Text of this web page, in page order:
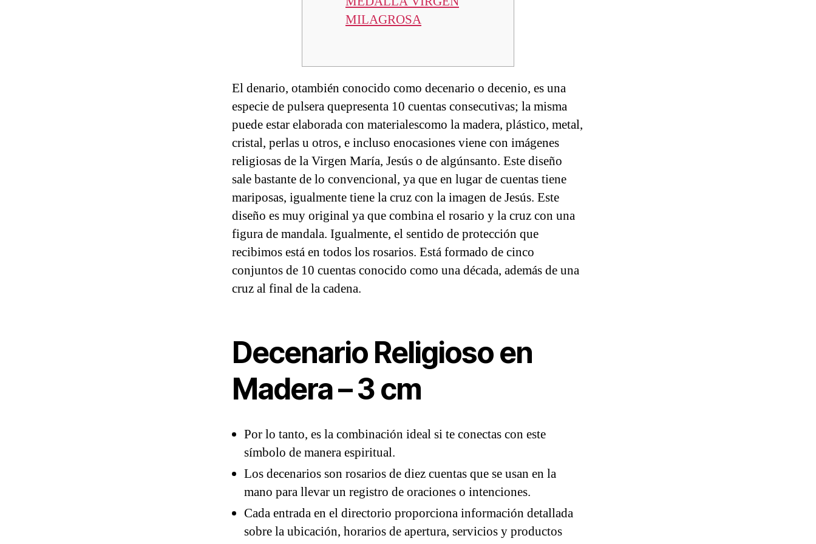
MILAGROSA
El denario, otambién conocido como decenario o decenio, es una
especie de pulsera quepresenta 10 cuentas consecutivas; la misma
puede estar elaborada con materialescomo la madera, plástico, metal,
cristal, perlas u otros, e incluso enocasiones viene con imágenes
religiosas de la Virgen María, Jesús o de algúnsanto. Este diseño
sale bastante de lo convencional, ya que en lugar de cuentas tiene
mariposas, igualmente tiene la cruz con la imagen de Jesús. Este
diseño es muy original ya que combina el rosario y la cruz con una
figura de mandala. Igualmente, el sentido de protección que
recibimos está en todos los rosarios. Está formado de cinco
conjuntos de 10 cuentas conocido como una década, además de una
cruz al final de la cadena.
Decenario Religioso en
Madera – 3 cm
Por lo tanto, es la combinación ideal si te conectas con este
símbolo de manera espiritual.
Los decenarios son rosarios de diez cuentas que se usan en la
mano para llevar un registro de oraciones o intenciones.
Cada entrada en el directorio proporciona información detallada
sobre la ubicación, horarios de apertura, servicios y productos